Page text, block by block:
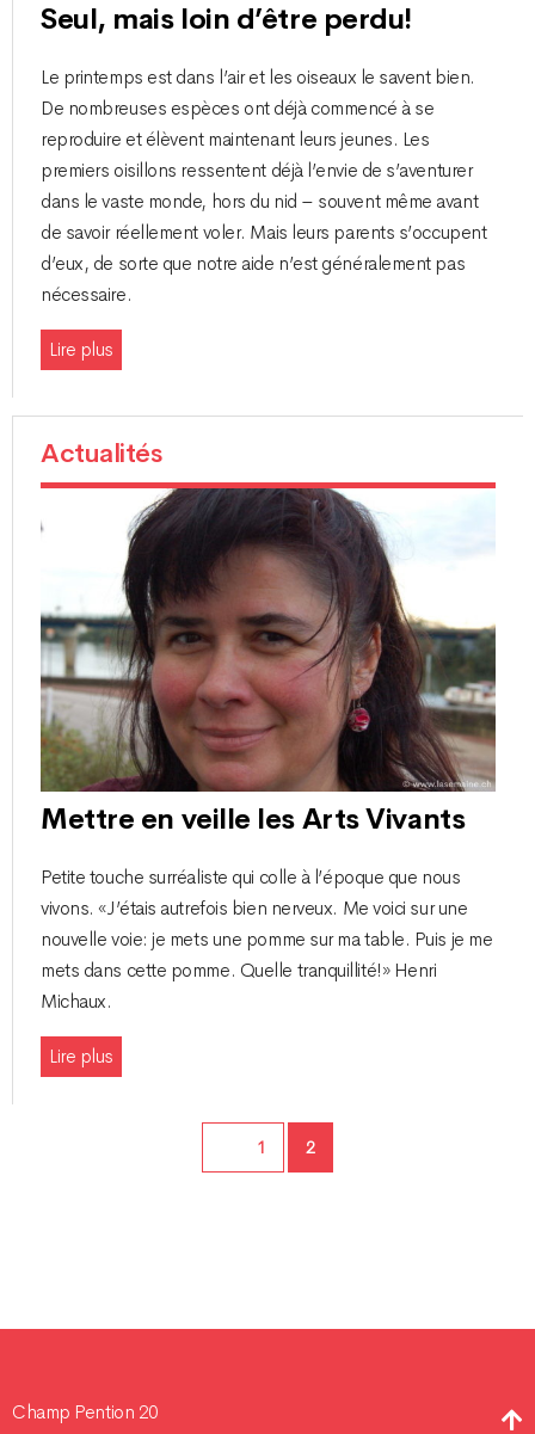
Seul, mais loin d’être perdu!
Le printemps est dans l’air et les oiseaux le savent bien.
De nombreuses espèces ont déjà commencé à se
reproduire et élèvent maintenant leurs jeunes. Les
premiers oisillons ressentent déjà l’envie de s’aventurer
dans le vaste monde, hors du nid – souvent même avant
de savoir réellement voler. Mais leurs parents s’occupent
d’eux, de sorte que notre aide n’est généralement pas
nécessaire.
Lire plus
Actualités
Mettre en veille les Arts Vivants
Petite touche surréaliste qui colle à l’époque que nous
vivons. «J’étais autrefois bien nerveux. Me voici sur une
nouvelle voie: je mets une pomme sur ma table. Puis je me
mets dans cette pomme. Quelle tranquillité!» Henri
Michaux.
Lire plus
Page1 Page
2
Champ Pention 20